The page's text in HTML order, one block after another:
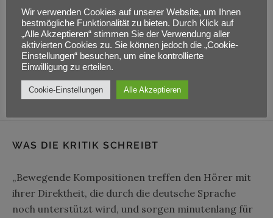
Adresse
Wilhelmsthaler Straße 14
Espenau,34314
WAS DIE KRITIK SCHREIBT
„Bewegende Kompositionen treffen den Hörer mit
ihrer Direktheit, die durch die deutsche Sprache
noch unterstützt wird, und sorgen minutenlang für
Wir verwenden Cookies auf unserer Website, um Ihnen
bestmögliche Funktionalität zu bieten. Durch Klick auf
„Alle Akzeptieren“ stimmen Sie der Verwendung aller
aktivierten Cookies zu. Sie können jedoch die „Cookie-
Einstellungen“ besuchen, um eine kontrollierte
Einwilligung zu erteilen.
Cookie-Einstellungen Alle Akzeptieren